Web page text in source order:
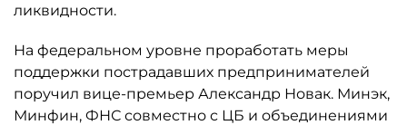
ликвидности.
На федеральном уровне проработать меры
поддержки пострадавших предпринимателей
поручил вице-премьер Александр Новак. Минэк,
Минфин, ФНС совместно с ЦБ и объединениями